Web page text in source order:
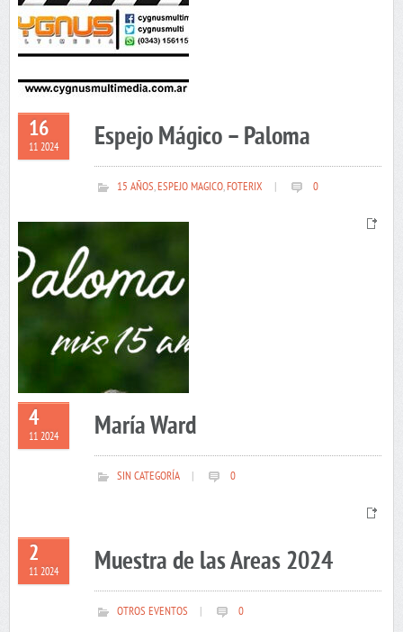
16
11 2024 Espejo Mágico – Paloma
15 AÑOS,ESPEJO MAGICO,FOTERIX 0
4
11 2024 María Ward
SIN CATEGORÍA 0
2
11 2024 Muestra de las Areas 2024
OTROS EVENTOS 0